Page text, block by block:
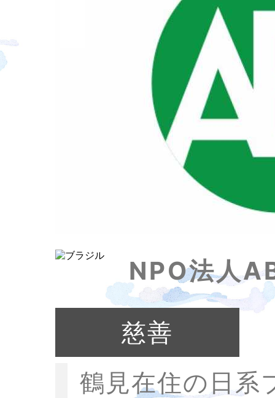
NPO法人
慈善
鶴見在住の日系